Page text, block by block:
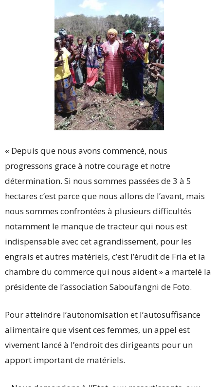
« Depuis que nous avons commencé, nous
progressons grace à notre courage et notre
détermination. Si nous sommes passées de 3 à 5
hectares c’est parce que nous allons de l’avant, mais
nous sommes confrontées à plusieurs difficultés
notamment le manque de tracteur qui nous est
indispensable avec cet agrandissement, pour les
engrais et autres matériels, c’est l’érudit de Fria et la
chambre du commerce qui nous aident » a martelé la
présidente de l’association Saboufangni de Foto.
Pour atteindre l’autonomisation et l’autosuffisance
alimentaire que visent ces femmes, un appel est
vivement lancé à l’endroit des dirigeants pour un
apport important de matériels.